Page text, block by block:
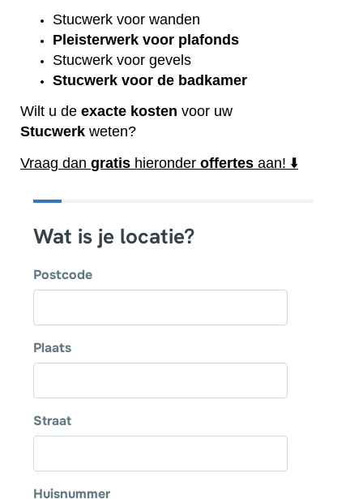
Stucwerk voor wanden
Pleisterwerk voor plafonds
Stucwerk voor gevels
Stucwerk voor de badkamer
Wilt u de exacte kosten voor uw
Stucwerk weten?
Vraag dan gratis hieronder offertes aan! ⬇️